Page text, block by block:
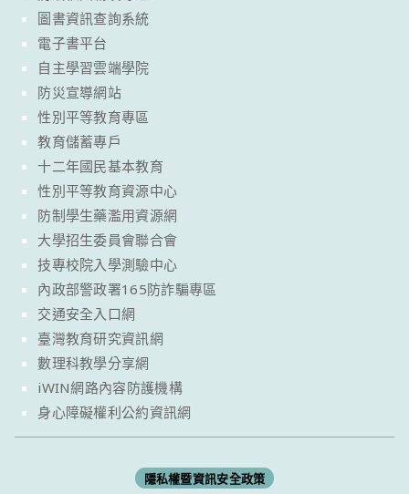
圖書資訊查詢系統
電子書平台
自主學習雲端學院
防災宣導網站
性別平等教育專區
教育儲蓄專戶
十二年國民基本教育
性別平等教育資源中心
防制學生藥濫用資源網
大學招生委員會聯合會
技專校院入學測驗中心
內政部警政署165防詐騙專區
交通安全入口網
臺灣教育研究資訊網
數理科教學分享網
iWIN網路內容防護機構
身心障礙權利公約資訊網
隱私權暨資訊安全政策